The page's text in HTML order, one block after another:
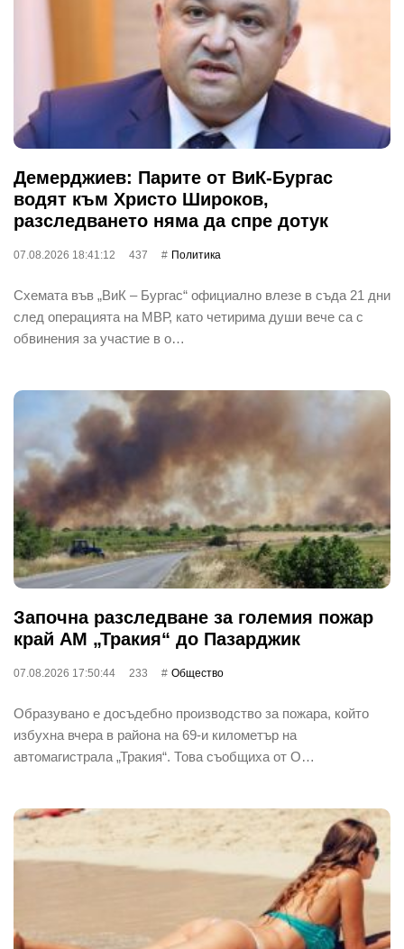
Демерджиев: Парите от ВиК-Бургас
водят към Христо Широков,
разследването няма да спре дотук
07.08.2026 18:41:12 437 Политика
Схемата във „ВиК – Бургас“ официално влезе в съда 21 дни
след операцията на МВР, като четирима души вече са с
обвинения за участие в о…
Започна разследване за големия пожар
край АМ „Тракия“ до Пазарджик
07.08.2026 17:50:44 233 Общество
Образувано е досъдебно производство за пожара, който
избухна вчера в района на 69-и километър на
автомагистрала „Тракия“. Това съобщиха от О…